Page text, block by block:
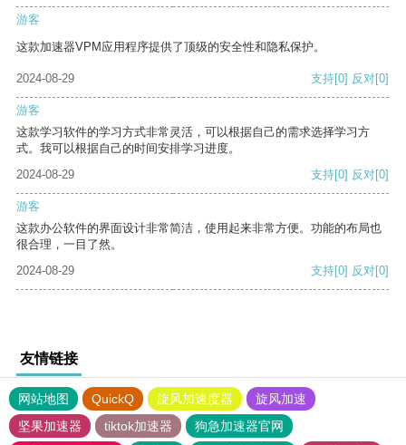
游客
这款加速器VPM应用程序提供了顶级的安全性和隐私保护。
2024-08-29 支持[0] 反对[0]
游客
这款学习软件的学习方式非常灵活，可以根据自己的需求选择学习方
式。我可以根据自己的时间安排学习进度。
2024-08-29
支持[0] 反对[0]
游客
这款办公软件的界面设计非常简洁，使用起来非常方便。功能的布局也
很合理，一目了然。
2024-08-29
支持[0] 反对[0]
友情链接
网站地图 QuickQ 旋风加速度器
旋风加速
坚果加速器
tiktok加速器
狗急加速器官网